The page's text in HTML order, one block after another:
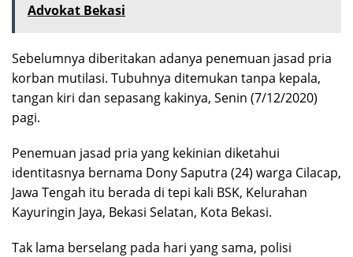
Advokat Bekasi
Sebelumnya diberitakan adanya penemuan jasad pria
korban mutilasi. Tubuhnya ditemukan tanpa kepala,
tangan kiri dan sepasang kakinya, Senin (7/12/2020)
pagi.
Penemuan jasad pria yang kekinian diketahui
identitasnya bernama Dony Saputra (24) warga Cilacap,
Jawa Tengah itu berada di tepi kali BSK, Kelurahan
Kayuringin Jaya, Bekasi Selatan, Kota Bekasi.
Tak lama berselang pada hari yang sama, polisi